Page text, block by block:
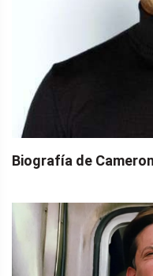
Biografía de